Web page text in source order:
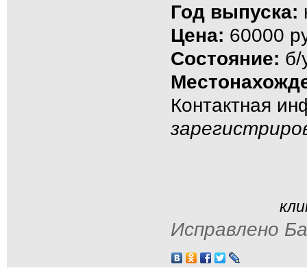
Год выпуска:
Цена: 60000
Состояние: б/
Контактная
Исправлено